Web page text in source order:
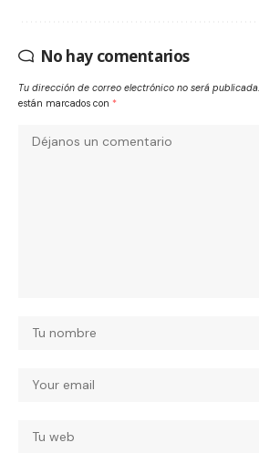
No hay comentarios
Tu dirección de correo electrónico no será publicada.
están marcados con *